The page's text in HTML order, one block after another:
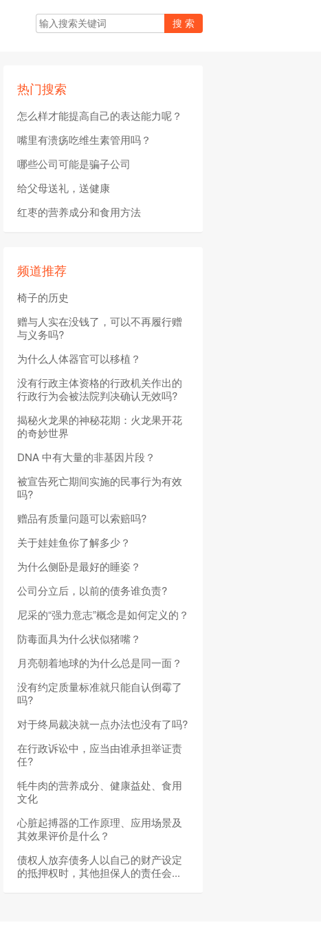
热门搜索
怎么样才能提高自己的表达能力呢？
嘴里有溃疡吃维生素管用吗？
哪些公司可能是骗子公司
给父母送礼，送健康
红枣的营养成分和食用方法
频道推荐
椅子的历史
赠与人实在没钱了，可以不再履行赠
与义务吗?
为什么人体器官可以移植？
没有行政主体资格的行政机关作出的
行政行为会被法院判决确认无效吗?
揭秘火龙果的神秘花期：火龙果开花
的奇妙世界
DNA 中有大量的非基因片段？
被宣告死亡期间实施的民事行为有效
吗?
赠品有质量问题可以索赔吗?
关于娃娃鱼你了解多少？
为什么侧卧是最好的睡姿？
公司分立后，以前的债务谁负责?
尼采的“强力意志”概念是如何定义的？
防毒面具为什么状似猪嘴？
月亮朝着地球的为什么总是同一面？
没有约定质量标准就只能自认倒霉了
吗?
对于终局裁决就一点办法也没有了吗?
在行政诉讼中，应当由谁承担举证责
任?
牦牛肉的营养成分、健康益处、食用
文化
心脏起搏器的工作原理、应用场景及
其效果评价是什么？
债权人放弃债务人以自己的财产设定
的抵押权时，其他担保人的责任会...